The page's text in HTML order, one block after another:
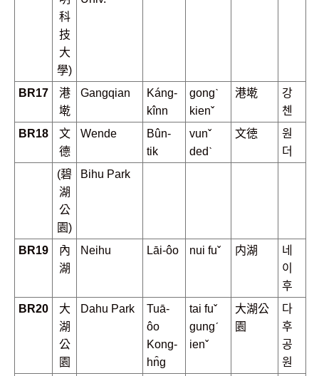
科
技
大
學)
BR17
港
墘
Gangqian
Káng-
kînn
gongˋ
kienˇ
港墘
강
첸
BR18
文
德
Wende
Bûn-
tik
vunˇ
dedˋ
文徳
원
더
(碧
湖
公
園)
Bihu Park
BR19
內
湖
Neihu Lāi-ôo nui fuˇ 内湖
네
이
후
BR20
大
湖
公
園
Dahu Park
Tuā-
ôo
Kong-
hn̂g
tai fuˇ
gungˊ
ienˇ
大湖公
園
다
후
공
원